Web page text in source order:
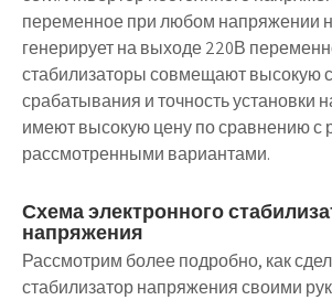
переменное при любом напряжении
генерирует на выходе 220В
стабилизаторы совмещают высокую
срабатывания и точность установки
имеют высокую цену по сравнению с
рассмотренными вариантами.
Схема электронного
напряжения
Рассмотрим более подробно, как
стабилизатор напряжения своими